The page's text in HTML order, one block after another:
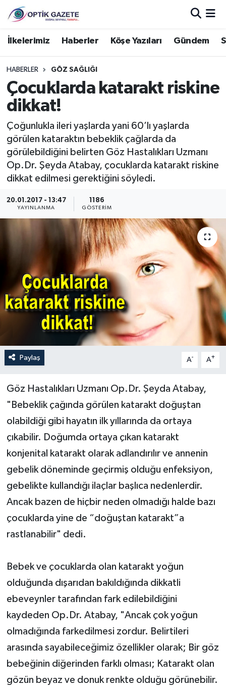
İlkelerimiz Haberler Köşe Yazıları Gündem
HABERLER GÖZ SAĞLIĞI
Çocuklarda katarakt riskine
dikkat!
​Çoğunlukla ileri yaşlarda yani 60’lı yaşlarda
görülen kataraktın bebeklik çağlarda da
görülebildiğini belirten Göz Hastalıkları Uzmanı
Op.Dr. Şeyda Atabay, çocuklarda katarakt riskine
dikkat edilmesi gerektiğini söyledi.
20.01.2017 - 13:47
YAYINLANMA
1186
GÖSTERIM
Paylaş A- A+
Göz Hastalıkları Uzmanı Op.Dr. Şeyda Atabay,
"Bebeklik çağında görülen katarakt doğuştan
olabildiği gibi hayatın ilk yıllarında da ortaya
çıkabilir. Doğumda ortaya çıkan katarakt
konjenital katarakt olarak adlandırılır ve annenin
gebelik döneminde geçirmiş olduğu enfeksiyon,
gebelikte kullandığı ilaçlar başlıca nedenlerdir.
Ancak bazen de hiçbir neden olmadığı halde bazı
çocuklarda yine de “doğuştan katarakt”a
rastlanabilir" dedi.
Bebek ve çocuklarda olan katarakt yoğun
olduğunda dışarıdan bakıldığında dikkatli
ebeveynler tarafından fark edilebildiğini
kaydeden Op.Dr. Atabay, "Ancak çok yoğun
olmadığında farkedilmesi zordur. Belirtileri
arasında sayabileceğimiz özellikler olarak; Bir göz
bebeğinin diğerinden farklı olması; Katarakt olan
gözün beyaz ve donuk renkte olduğu görünebilir.
Nöbetçi Eczaneler
Hava Durumu
İstanbul Namaz Vakitleri
Süper Lig Puan Durumu ve Fikstür
Tüm Manşetler
Haber Arşivi